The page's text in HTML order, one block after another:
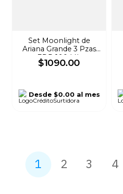
Set Moonlight de
Ariana Grande 3 Pzas
EDP 100 ML
$1090.00
Desde$0.00 al mes
1 2 3 4